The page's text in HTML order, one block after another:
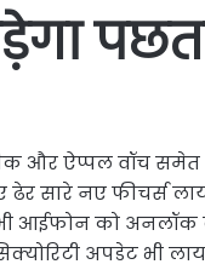
और ऐप्पल वॉच
सारे नए फीचर्स
को अनलॉक
अपडेट भी